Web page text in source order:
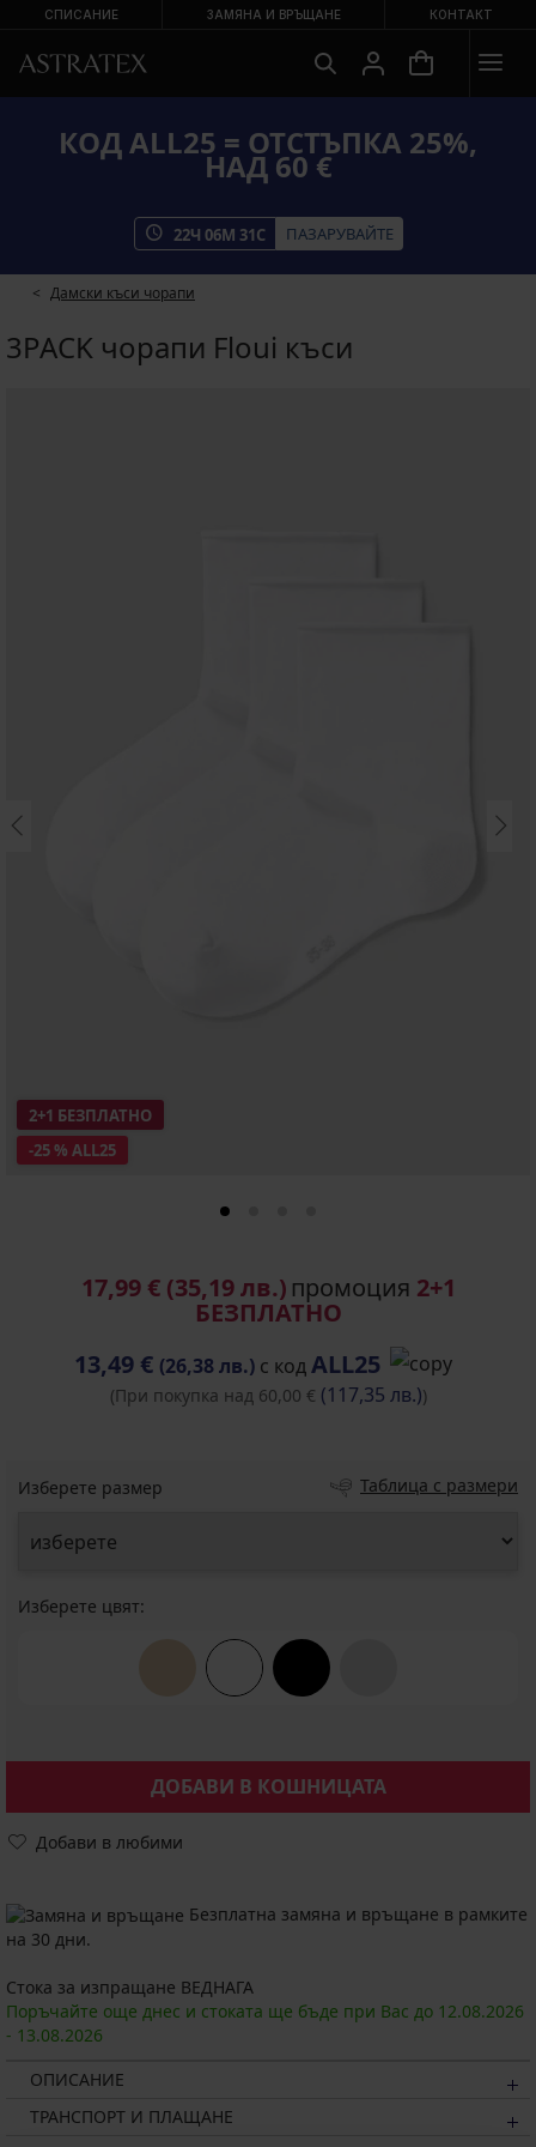
СПИСАНИЕ ЗАМЯНА И ВРЪЩАНЕ КОНТАКТ
КОД ALL25 = ОТСТЪПКА 25%,
НАД 60 €
22Ч 06М 30С ПАЗАРУВАЙТЕ
Дамски къси чорапи
3PACK чорапи Floui къси
-25 % ALL25
2+1 БЕЗПЛАТНО
17,99 € (35,19 лв.) промоция 2+1
БЕЗПЛАТНО
13,49 € (26,38 лв.) с кодALL25
(При покупка над 60,00 € (117,35 лв.))
Изберете размер Таблица с размери
Изберете цвят:
ДОБАВИ В КОШНИЦАТА
Добави в любими
Безплатна замяна и връщане в рамките
на 30 дни.
Стока за изпращане ВЕДНАГА
Поръчайте още днес и стоката ще бъде при Вас до 12.08.2026
- 13.08.2026
ОПИСАНИЕ
ТРАНСПОРТ И ПЛАЩАНЕ